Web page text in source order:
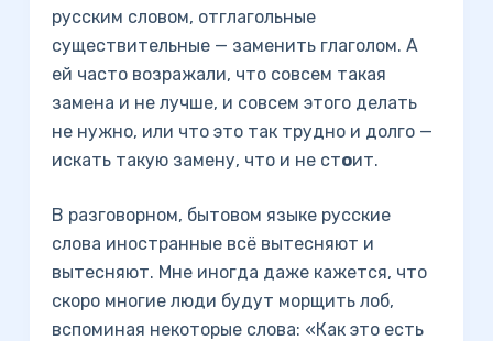
русским словом, отглагольные
существительные — заменить глаголом. А
ей часто возражали, что совсем такая
замена и не лучше, и совсем этого делать
не нужно, или что это так трудно и долго —
искать такую замену, что и не стоит.
В разговорном, бытовом языке русские
слова иностранные всё вытесняют и
вытесняют. Мне иногда даже кажется, что
скоро многие люди будут морщить лоб,
вспоминая некоторые слова: «Как это есть